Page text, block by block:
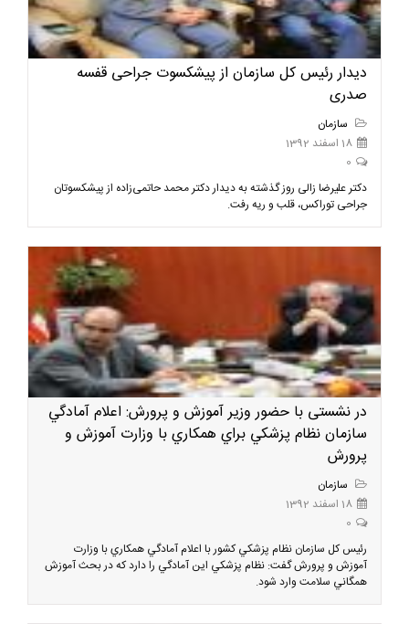
دیدار رئیس کل سازمان از پیشکسوت جراحی قفسه
صدری
سازمان
18 اسفند 1392
0
دکتر علیرضا زالی روز گذشته به دیدار دکتر محمد حاتمی‌زاده از پیشکسوتان
جراحی توراکس، قلب و ریه رفت.
در نشستی با حضور وزیر آموزش و پرورش: اعلام آمادگي
سازمان نظام پزشكي براي همكاري با وزارت آموزش و
پرورش
سازمان
18 اسفند 1392
0
رئيس كل سازمان نظام پزشكي كشور با اعلام آمادگي همكاري با وزارت
آموزش و پرورش گفت: نظام پزشكي اين آمادگي را دارد كه در بحث آموزش
همگاني سلامت وارد شود.